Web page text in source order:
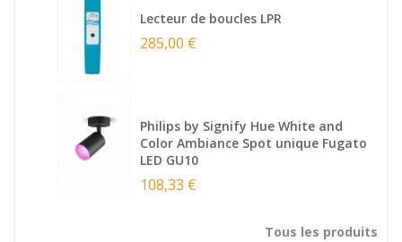
Lecteur de boucles LPR
285,00 €
Philips by Signify Hue White and
Color Ambiance Spot unique Fugato
LED GU10
108,33 €
Tous les produits